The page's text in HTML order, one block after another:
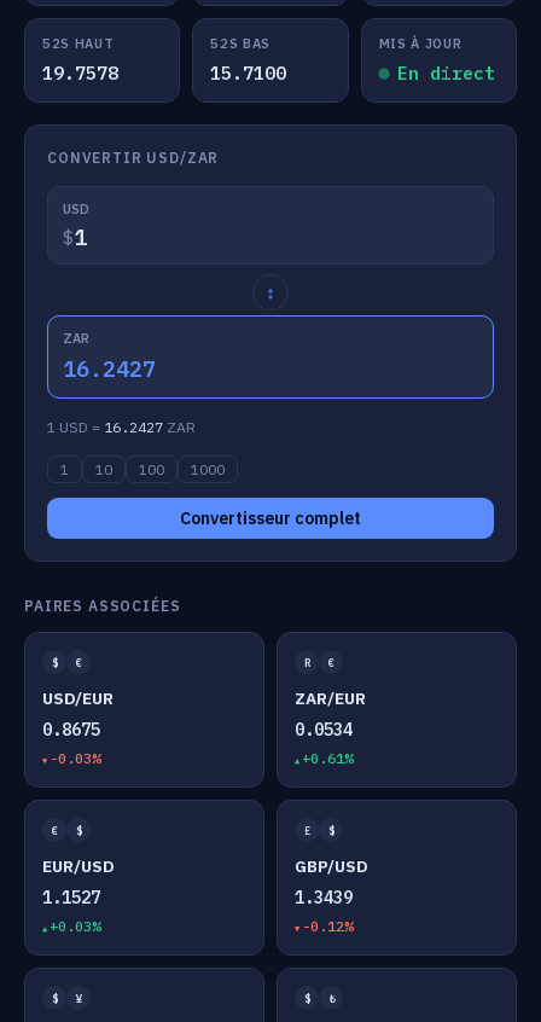
52S HAUT
19.7578
52S BAS
15.7100
MIS À JOUR
En direct
CONVERTIR USD/ZAR
USD
$
↕
ZAR
16.2427
1 USD = 16.2427 ZAR
1 10 100 1000
Convertisseur complet
PAIRES ASSOCIÉES
$ €
USD/EUR
0.8675
-0.03%
R €
ZAR/EUR
0.0534
+0.61%
€ $
EUR/USD
1.1527
+0.03%
£ $
GBP/USD
1.3439
-0.12%
$ ¥ $ ₺